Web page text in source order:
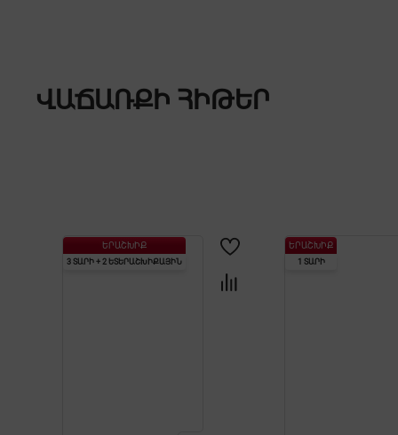
TOSHIBA
ՎԱՃԱՌՔԻ ՀԻԹԵՐ
ԵՐԱՇԽԻՔ
3 ՏԱՐԻ + 2 ԵՏԵՐԱՇԽԻՔԱՅԻՆ
ԵՐԱՇԽԻՔ
1 ՏԱՐԻ